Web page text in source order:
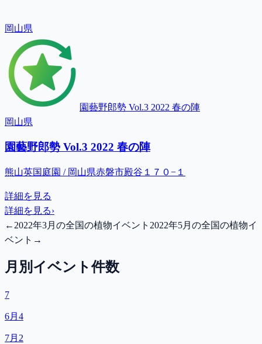
岡山県
園藝野郎勢 Vol.3 2022 春の陣
岡山県
園藝野郎勢 Vol.3 2022 春の陣
熊山英国庭園 / 岡山県赤磐市殿谷１７０−１
詳細を見る
詳細を見る›
← 2022年3月の全国の植物イベント 2022年5月の全国の植物イ
ベント →
月別イベント件数
7
6月 4
7月 2